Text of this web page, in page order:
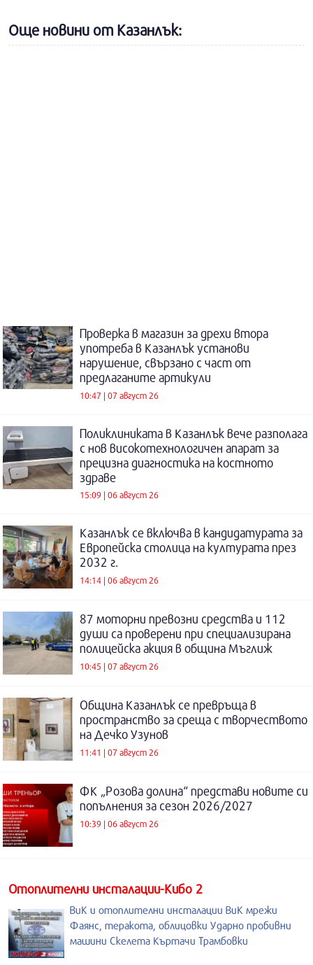
Още новини от Казанлък:
Проверка в магазин за дрехи втора
употреба в Казанлък установи
нарушение, свързано с част от
предлаганите артикули
10:47 | 07 август 26
Поликлиниката в Казанлък вече разполага
с нов високотехнологичен апарат за
прецизна диагностика на костното
здраве
15:09 | 06 август 26
Казанлък се включва в кандидатурата за
Европейска столица на културата през
2032 г.
14:14 | 06 август 26
87 моторни превозни средства и 112
души са проверени при специализирана
полицейска акция в община Мъглиж
10:45 | 07 август 26
Община Казанлък се превръща в
пространство за среща с творчеството
на Дечко Узунов
11:41 | 07 август 26
ФК „Розова долина“ представи новите си
попълнения за сезон 2026/2027
10:39 | 06 август 26
Отоплителни инсталации-Кибо 2
ВиК и отоплителни инсталации ВиК мрежи
Фаянс, теракота, облицовки Ударно пробивни
машини Скелета Къртачи Трамбовки